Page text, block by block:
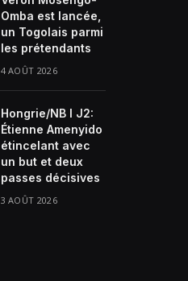
Omba est lancée,
un Togolais parmi
les prétendants
4 AOÛT 2026
Hongrie/NB I J2:
Étienne Amenyido
étincelant avec
un but et deux
passes décisives
3 AOÛT 2026